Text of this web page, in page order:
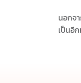
นอกจ
เป็นอี